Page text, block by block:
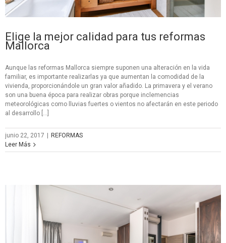
Elige la mejor calidad para tus reformas
Mallorca
Aunque las reformas Mallorca siempre suponen una alteración en la vida
familiar, es importante realizarlas ya que aumentan la comodidad de la
vivienda, proporcionándole un gran valor añadido. La primavera y el verano
son una buena época para realizar obras porque inclemencias
meteorológicas como lluvias fuertes o vientos no afectarán en este periodo
al desarrollo […]
junio 22, 2017
REFORMAS
Leer Más